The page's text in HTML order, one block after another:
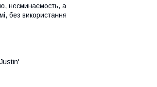
несминаемость, а
без використання